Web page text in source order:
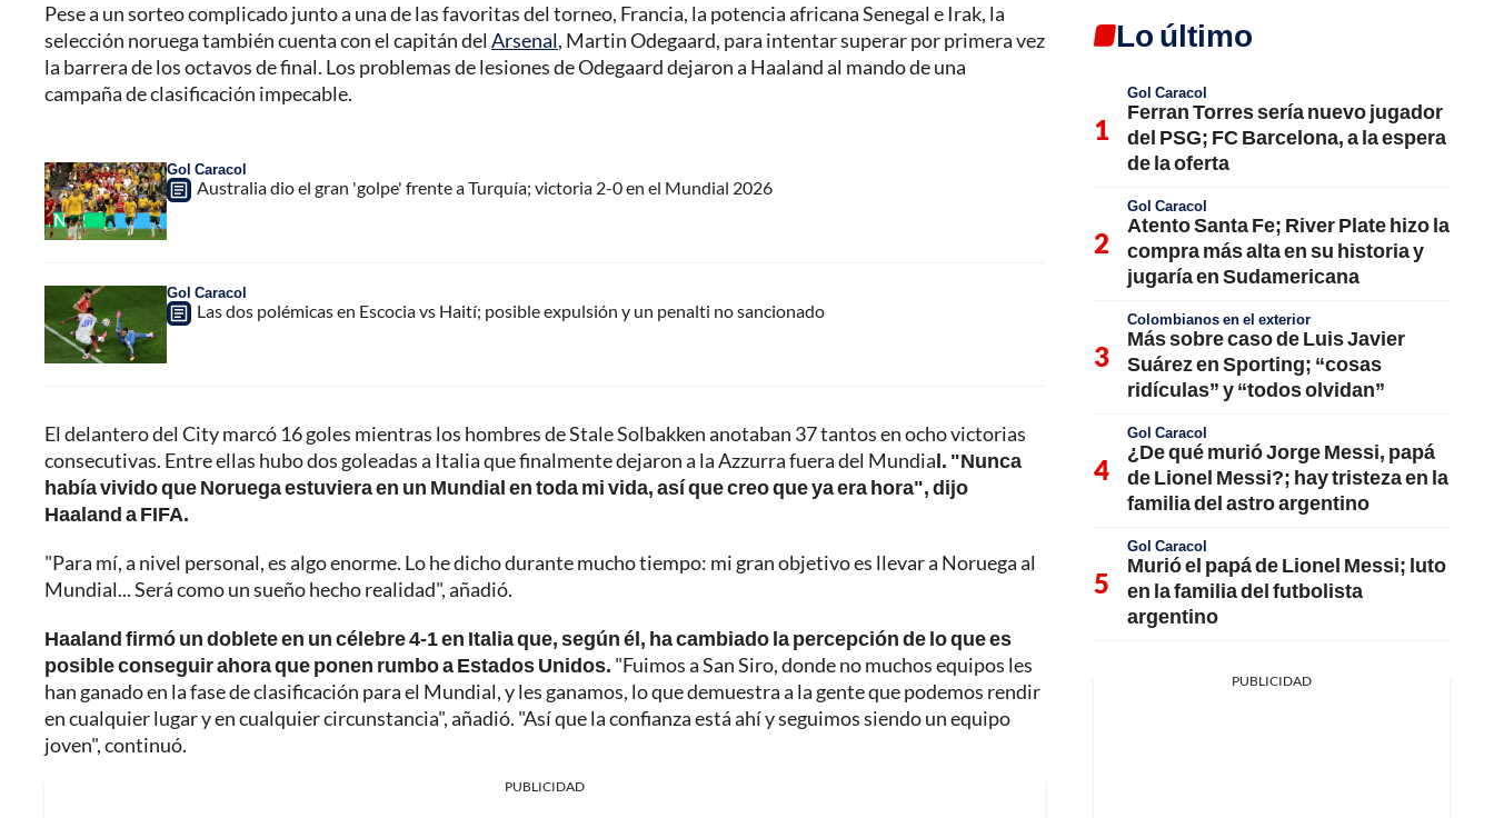
Pese a un sorteo complicado junto a una de las favoritas del torneo, Francia, la potencia africana Senegal e Irak, la
selección noruega también cuenta con el capitán del Arsenal, Martin Odegaard, para intentar superar por primera vez
la barrera de los octavos de final. Los problemas de lesiones de Odegaard dejaron a Haaland al mando de una
campaña de clasificación impecable.
Gol Caracol
Australia dio el gran 'golpe' frente a Turquía; victoria 2-0 en el Mundial 2026
Gol Caracol
Las dos polémicas en Escocia vs Haití; posible expulsión y un penalti no sancionado
El delantero del City marcó 16 goles mientras los hombres de Stale Solbakken anotaban 37 tantos en ocho victorias
consecutivas. Entre ellas hubo dos goleadas a Italia que finalmente dejaron a la Azzurra fuera del Mundial. "Nunca
había vivido que Noruega estuviera en un Mundial en toda mi vida, así que creo que ya era hora", dijo
Haaland a FIFA.
"Para mí, a nivel personal, es algo enorme. Lo he dicho durante mucho tiempo: mi gran objetivo es llevar a Noruega al
Mundial... Será como un sueño hecho realidad", añadió.
Haaland firmó un doblete en un célebre 4-1 en Italia que, según él, ha cambiado la percepción de lo que es
posible conseguir ahora que ponen rumbo a Estados Unidos. "Fuimos a San Siro, donde no muchos equipos les
han ganado en la fase de clasificación para el Mundial, y les ganamos, lo que demuestra a la gente que podemos rendir
en cualquier lugar y en cualquier circunstancia", añadió. "Así que la confianza está ahí y seguimos siendo un equipo
joven", continuó.
PUBLICIDAD
Lo último
Gol Caracol
Ferran Torres sería nuevo jugador
del PSG; FC Barcelona, a la espera
de la oferta
Gol Caracol
Atento Santa Fe; River Plate hizo la
compra más alta en su historia y
jugaría en Sudamericana
Colombianos en el exterior
Más sobre caso de Luis Javier
Suárez en Sporting; “cosas
ridículas” y “todos olvidan”
Gol Caracol
¿De qué murió Jorge Messi, papá
de Lionel Messi?; hay tristeza en la
familia del astro argentino
Gol Caracol
Murió el papá de Lionel Messi; luto
en la familia del futbolista
argentino
PUBLICIDAD